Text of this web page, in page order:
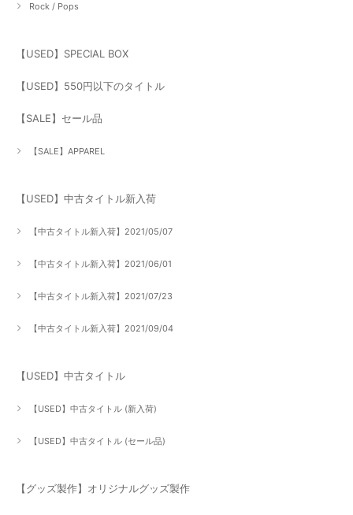
Rock / Pops
【USED】SPECIAL BOX
【USED】550円以下のタイトル
【SALE】セール品
【SALE】APPAREL
【USED】中古タイトル新入荷
【中古タイトル新入荷】2021/05/07
【中古タイトル新入荷】2021/06/01
【中古タイトル新入荷】2021/07/23
【中古タイトル新入荷】2021/09/04
【USED】中古タイトル
【USED】中古タイトル (新入荷)
【USED】中古タイトル (セール品)
【グッズ製作】オリジナルグッズ製作